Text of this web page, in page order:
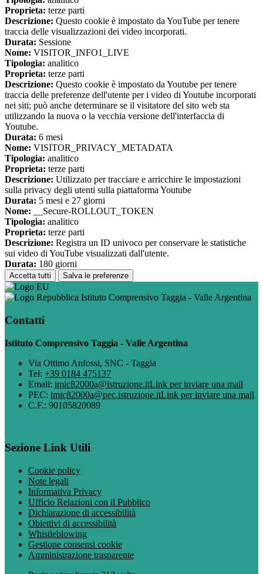
Proprieta: terze parti
Descrizione: Questo cookie è impostato da YouTube per tenere
traccia delle visualizzazioni dei video incorporati.
Durata: Sessione
Nome: VISITOR_INFO1_LIVE
Tipologia: analitico
Proprieta: terze parti
Descrizione: Questo cookie è impostato da Youtube per tenere
traccia delle preferenze dell'utente per i video di Youtube incorporati
nei siti; può anche determinare se il visitatore del sito web sta
utilizzando la nuova o la vecchia versione dell'interfaccia di
Youtube.
Durata: 6 mesi
Nome: VISITOR_PRIVACY_METADATA
Tipologia: analitico
Proprieta: terze parti
Descrizione: Utilizzato per tracciare e arricchire le impostazioni
sulla privacy degli utenti sulla piattaforma Youtube
Durata: 5 mesi e 27 giorni
Nome: __Secure-ROLLOUT_TOKEN
Tipologia: analitico
Proprieta: terze parti
Descrizione: Registra un ID univoco per conservare le statistiche
sui video di YouTube visualizzati dall'utente.
Durata: 180 giorni
Accetta tutti Salva le preferenze
Istituto Comprensivo Taggia - Valle Argentina
Contatti
Istituto Comprensivo Taggia - Valle Argentina
Via Ottimo Anfossi, SNC - Taggia
Tel: +39 0184 475137
Email: imic82000a@istruzione.itLink per inviare una mail
PEC: imic82000a@pec.istruzione.itLink per inviare una mail
C.F.: 90105820089
Sezione Link Utili
Cookie policy
Note legali
Informativa Privacy
Ufficio Relazioni con il Pubblico
Dichiarazione di accessibilità
Obiettivi di accessibilità
Whistleblowing
Gestione consensi cookie
Amministrazione trasparente